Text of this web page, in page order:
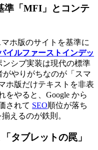
準「MFI」とコンテ
ホ版のサイトを基準に
イルファーストインデッ
シブ実装は現代の標準
やりがちなのが「スマ
ホ版だけテキストを非表
をやると、Google から
されて SEO順位が落ち
えるのが鉄則。
タブレットの罠」